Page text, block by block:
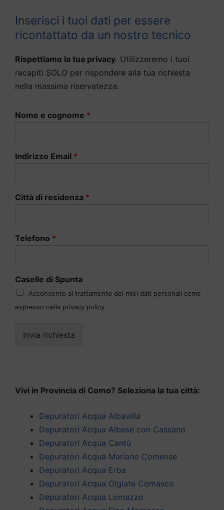
Inserisci i tuoi dati per essere
ricontattato da un nostro tecnico
Rispettiamo la tua privacy. Utilizzeremo i tuoi
recapiti SOLO per rispondere alla tua richiesta
nella massima riservatezza.
Nome e cognome *
Indirizzo Email *
Città di residenza *
Telefono *
Caselle di Spunta
Acconsento al trattamento dei miei dati personali come
espresso nella privacy policy
Invia richiesta
Vivi in Provincia di Como? Seleziona la tua città:
Depuratori Acqua Albavilla
Depuratori Acqua Albese con Cassano
Depuratori Acqua Cantù
Depuratori Acqua Mariano Comense
Depuratori Acqua Erba
Depuratori Acqua Olgiate Comasco
Depuratori Acqua Lomazzo